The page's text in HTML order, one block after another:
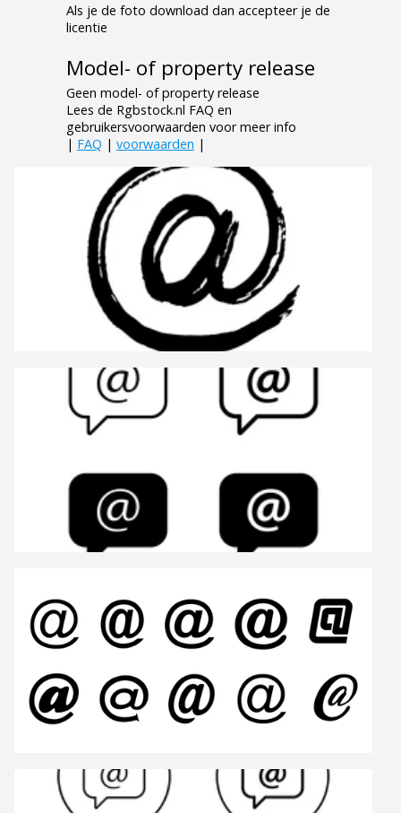
Als je de foto download dan accepteer je de
licentie
Model- of property release
Geen model- of property release
Lees de Rgbstock.nl FAQ en
gebruikersvoorwaarden voor meer info
| FAQ | voorwaarden |